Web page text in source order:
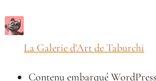
La Galerie d'Art de Taburchi
Contenu embarqué WordPress